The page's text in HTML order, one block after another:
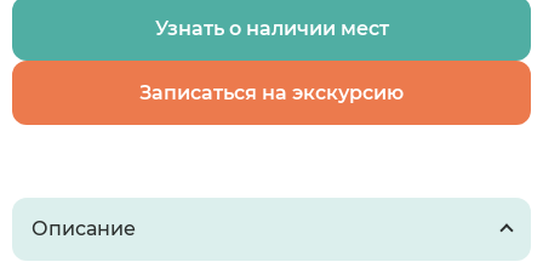
Узнать о наличии мест
Записаться на экскурсию
Описание